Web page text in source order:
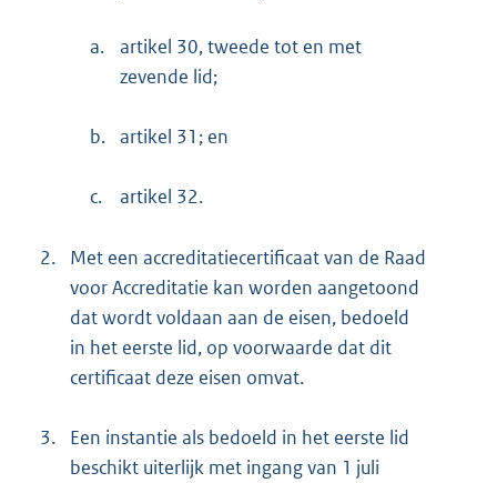
a.
artikel 30, tweede tot en met
zevende lid;
b. artikel 31; en
c. artikel 32.
2.
Met een accreditatiecertificaat van de Raad
voor Accreditatie kan worden aangetoond
dat wordt voldaan aan de eisen, bedoeld
in het eerste lid, op voorwaarde dat dit
certificaat deze eisen omvat.
3.
Een instantie als bedoeld in het eerste lid
beschikt uiterlijk met ingang van 1 juli